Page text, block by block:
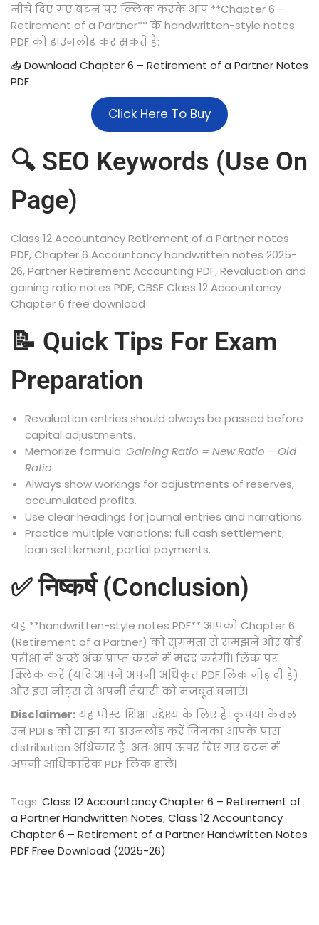
नीचे दिए गए बटन पर क्लिक करके आप **Chapter 6 –
Retirement of a Partner** के handwritten-style notes
PDF को डाउनलोड कर सकते हैं:
📥 Download Chapter 6 – Retirement of a Partner Notes
PDF
Click Here To Buy
🔍 SEO Keywords (Use On
Page)
Class 12 Accountancy Retirement of a Partner notes
PDF, Chapter 6 Accountancy handwritten notes 2025-
26, Partner Retirement Accounting PDF, Revaluation and
gaining ratio notes PDF, CBSE Class 12 Accountancy
Chapter 6 free download
📝 Quick Tips For Exam
Preparation
Revaluation entries should always be passed before
capital adjustments.
Memorize formula: Gaining Ratio = New Ratio – Old
Ratio.
Always show workings for adjustments of reserves,
accumulated profits.
Use clear headings for journal entries and narrations.
Practice multiple variations: full cash settlement,
loan settlement, partial payments.
✅ निष्कर्ष (Conclusion)
यह **handwritten-style notes PDF** आपको Chapter 6
(Retirement of a Partner) को सुगमता से समझने और बोर्ड
परीक्षा में अच्छे अंक प्राप्त करने में मदद करेगी। लिंक पर
क्लिक करें (यदि आपने अपनी अधिकृत PDF लिंक जोड़ दी है)
और इस नोट्स से अपनी तैयारी को मजबूत बनाएं।
Disclaimer:यह पोस्ट शिक्षा उद्देश्य के लिए है। कृपया केवल
उन PDFs को साझा या डाउनलोड करें जिनका आपके पास
distribution अधिकार है। अतः आप ऊपर दिए गए बटन में
अपनी आधिकारिक PDF लिंक डालें।
Tags: Class 12 Accountancy Chapter 6 – Retirement of
a Partner Handwritten Notes,Class 12 Accountancy
Chapter 6 – Retirement of a Partner Handwritten Notes
PDF Free Download (2025-26)